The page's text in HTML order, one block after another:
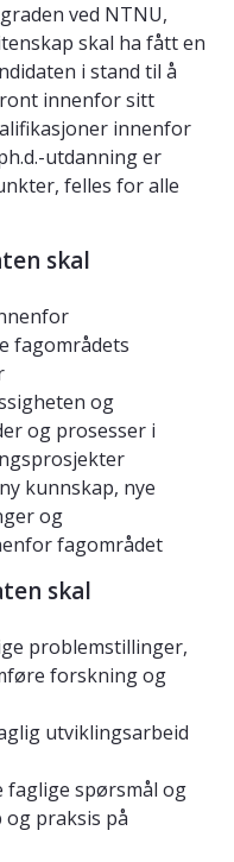
ved NTNU,
skal ha fått en
i stand til å
innenfor sitt
innenfor
utdanning er
felles for alle
skal
fagområdets
og
og prosesser i
kunnskap, nye
og
fagområdet
skal
problemstillinger,
forskning og
utviklingsarbeid
faglige spørsmål og
praksis på